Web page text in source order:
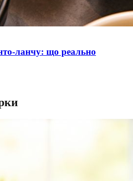
ланчу: що реально